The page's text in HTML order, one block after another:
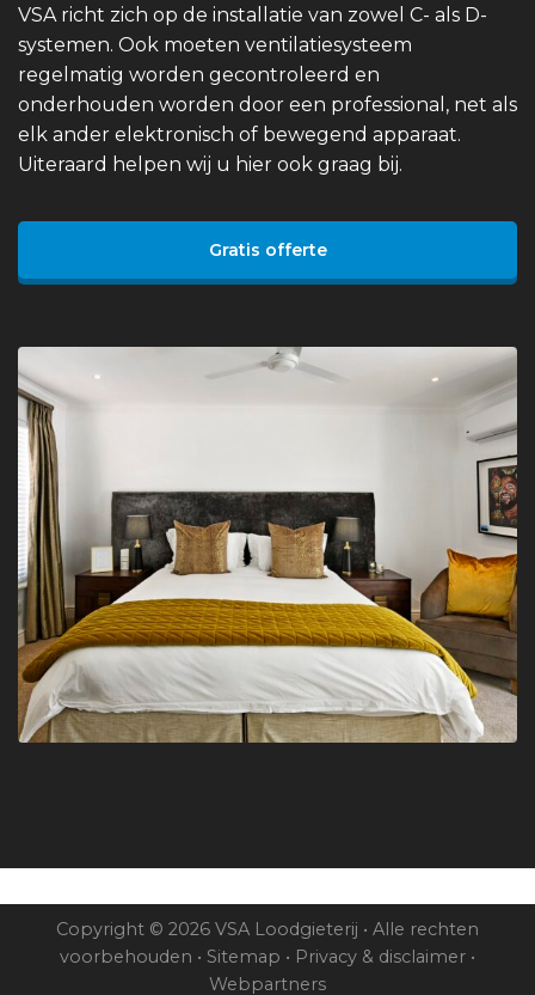
VSA richt zich op de installatie van zowel C- als D-
systemen. Ook moeten ventilatiesysteem
regelmatig worden gecontroleerd en
onderhouden worden door een professional, net als
elk ander elektronisch of bewegend apparaat.
Uiteraard helpen wij u hier ook graag bij.
Gratis offerte
Copyright © 2026 VSA Loodgieterij • Alle rechten
voorbehouden • Sitemap • Privacy & disclaimer •
Webpartners